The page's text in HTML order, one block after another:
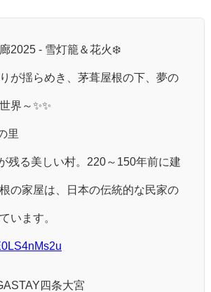
2025 - 雪灯籠＆花火❄️
が揺らめき、茅葺屋根の下、夢の
界～✨✨
里
残る美しい村。220～150年前に建
の家屋は、日本の伝統的な民家の
います。
四条大宮